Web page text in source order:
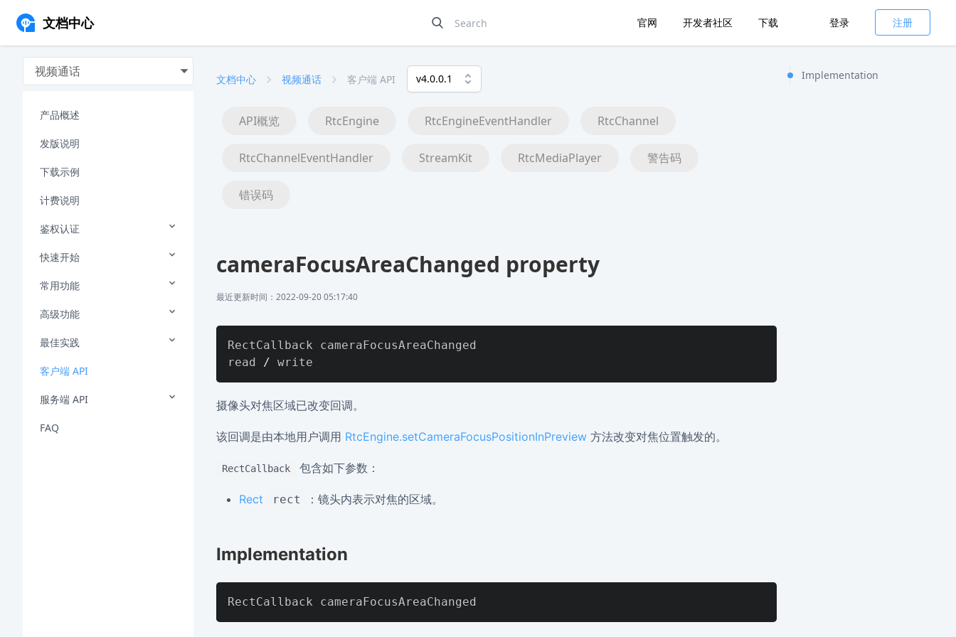
文档中心 官网 开发者社区 下载 登录 注册
视频通话
产品概述
发版说明
下载示例
计费说明
鉴权认证
快速开始
常用功能
高级功能
最佳实践
客户端 API
服务端 API
FAQ
文档中心 视频通话 客户端 API v4.0.0.1
API概览 RtcEngine RtcEngineEventHandler RtcChannel
RtcChannelEventHandler StreamKit RtcMediaPlayer 警告码
错误码
cameraFocusAreaChanged property
最近更新时间：2022-09-20 05:17:40
Implementation
RectCallback cameraFocusAreaChanged
read /
摄像头对焦区域已改变回调。
该回调是由本地用户调用 RtcEngine.setCameraFocusPositionInPreview 方法改变对焦位置触发的。
RectCallback 包含如下参数：
Rect rect ：镜头内表示对焦的区域。
Implementation